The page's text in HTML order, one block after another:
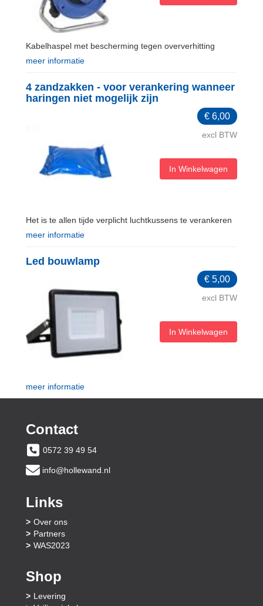
Kabelhaspel met bescherming tegen oververhitting
meer informatie
4 zandzakken - voor verankering wanneer
haringen niet mogelijk zijn
€ 6,00
excl BTW
In Winkelwagen
Het is te allen tijde verplicht luchtkussens te verankeren
meer informatie
Led bouwlamp
€ 5,00
excl BTW
In Winkelwagen
meer informatie
Contact
0572 39 49 54
info@hollewand.nl
Links
Over ons
Partners
WAS2023
Shop
Levering